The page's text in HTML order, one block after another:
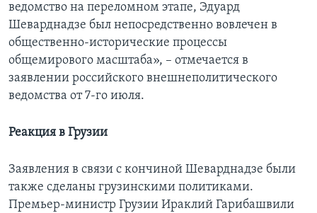
ведомство на переломном этапе, Эдуард
Шеварднадзе был непосредственно вовлечен в
общественно-исторические процессы
общемирового масштаба», – отмечается в
заявлении российского внешнеполитического
ведомства от 7-го июля.
Реакция в Грузии
Заявления в связи с кончиной Шеварднадзе были
также сделаны грузинскими политиками.
Премьер-министр Грузии Ираклий Гарибашвили